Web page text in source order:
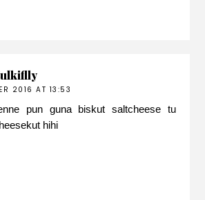
2016 AT 13:53
pun guna biskut saltcheese tu
hihi